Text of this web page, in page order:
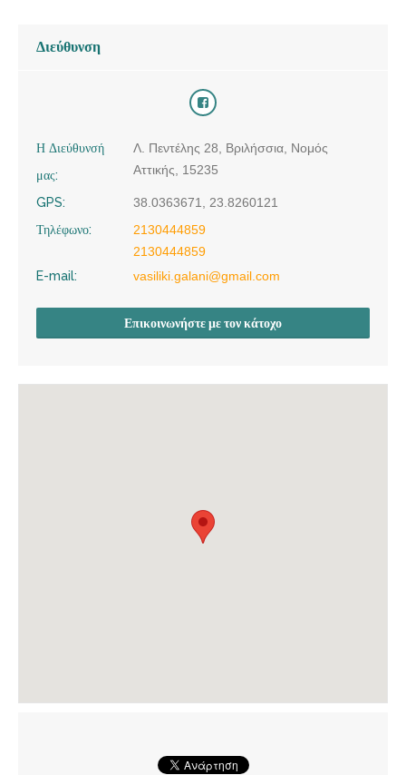
Διεύθυνση
Η Διεύθυνσή
μας:
Λ. Πεντέλης 28, Βριλήσσια, Νομός
Αττικής, 15235
GPS:
38.0363671, 23.8260121
Τηλέφωνο:
2130444859
2130444859
E-mail:
vasiliki.galani@gmail.com
Επικοινωνήστε με τον κάτοχο